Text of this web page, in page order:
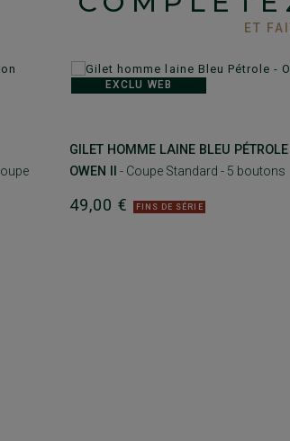
ET
EXCLU WEB
GILET HOMME LAINE BLEU
OWEN II - Coupe Standard - 5 boutons
49,00 € FINS DE SÉRIE